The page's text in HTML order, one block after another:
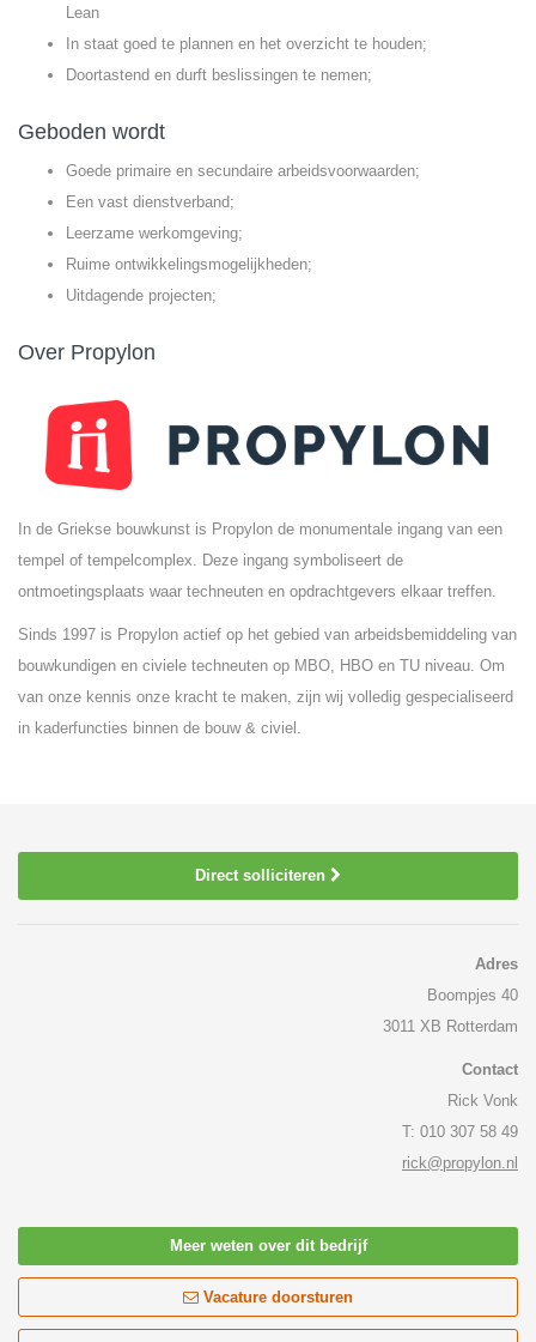
Lean
In staat goed te plannen en het overzicht te houden;
Doortastend en durft beslissingen te nemen;
Geboden wordt
Goede primaire en secundaire arbeidsvoorwaarden;
Een vast dienstverband;
Leerzame werkomgeving;
Ruime ontwikkelingsmogelijkheden;
Uitdagende projecten;
Over Propylon
In de Griekse bouwkunst is Propylon de monumentale ingang van een
tempel of tempelcomplex. Deze ingang symboliseert de
ontmoetingsplaats waar techneuten en opdrachtgevers elkaar treffen.
Sinds 1997 is Propylon actief op het gebied van arbeidsbemiddeling van
bouwkundigen en civiele techneuten op MBO, HBO en TU niveau. Om
van onze kennis onze kracht te maken, zijn wij volledig gespecialiseerd
in kaderfuncties binnen de bouw & civiel.
Direct solliciteren
Adres
Boompjes 40
3011 XB Rotterdam
Contact
Rick Vonk
T: 010 307 58 49
rick@propylon.nl
Meer weten over dit bedrijf
Vacature doorsturen